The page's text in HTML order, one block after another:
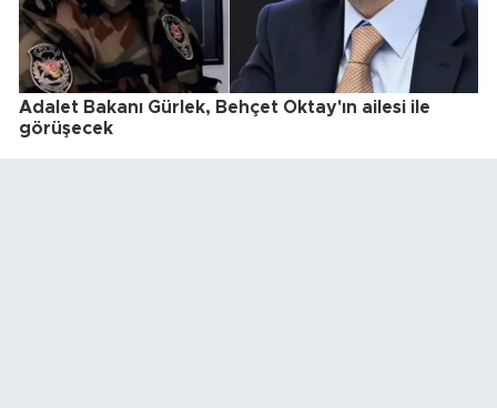
Adalet Bakanı Gürlek, Behçet Oktay'ın ailesi ile
görüşecek